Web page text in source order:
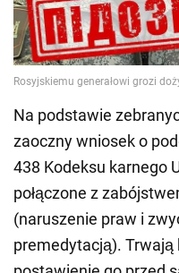
Na podstawie
zaoczny wniosek o
438 Kodeksu karnego
połączone z
(naruszenie praw i
premedytacją). Trwają